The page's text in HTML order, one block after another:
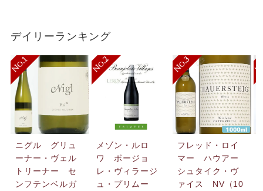
デイリーランキング
ニグル グリュ
ーナー・ヴェル
トリーナー セ
ンフテンベルガ
メゾン・ルロ
ワ ボージョ
レ・ヴィラージ
ュ・プリムー
フレッド・ロイ
マー ハウアー
シュタイク・ヴ
ァイス NV（10